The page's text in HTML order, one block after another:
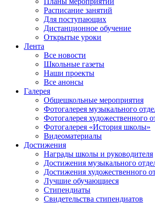
Расписание занятий
Для поступающих
Дистанционное обучение
Открытые уроки
Лента
Все новости
Школьные газеты
Наши проекты
Все анонсы
Галерея
Общешкольные мероприятия
Фотогалерея музыкального
Фотогалерея художественного
Фотогалерея «История школы»
Видеоматериалы
Достижения
Награды школы и руководителя
Достижения музыкального
Достижения художественного
Лучшие обучающиеся
Стипендиаты
Свидетельства стипендиатов